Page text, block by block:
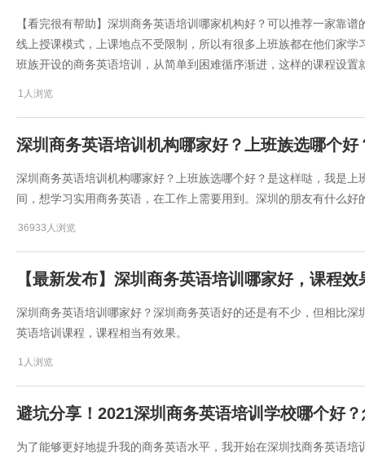
【看完很有帮助】深圳商务英语培训哪家机构好？可以推荐一家靠
线上授课模式，上课地点不受限制，所以有很多上班族都在他们家
班族开设的商务英语培训，从简单到困难循序渐进，这样的课程设置
1人浏览
深圳商务英语培训机构哪家好？上班族选哪个好
深圳商务英语培训机构哪家好？上班族选哪个好？是这样哒，我是
间，想学习实用商务英语，在工作上需要用到。深圳的朋友有什么好
36933人浏览
【最新发布】深圳商务英语培训哪家好，课程效
深圳商务英语培训哪家好？深圳商务英语好的还是有不少，但相比
英语培训课程，课程相当有效果。
1人浏览
避坑分享！2021深圳商务英语培训学校哪个好
为了能够更好地提升我的商务英语水平，我开始在深圳找商务英语